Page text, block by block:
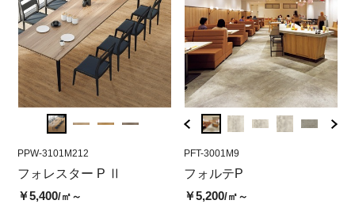
PPW-3101M212
フォレスター P Ⅱ
￥5,400/㎡～
PPW-3101M212
フォレスターPⅡ ロッキー
ホワイト
PFT-3003M9
フォルテP ダークグレー
￥5,200 /㎡
PFT-3001M9
フォルテP
￥5,200/㎡～